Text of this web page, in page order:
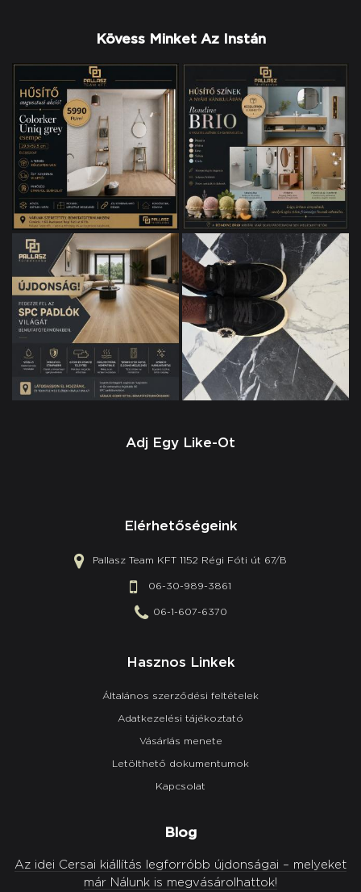
Kövess Minket Az Instán
Adj Egy Like-Ot
Elérhetőségeink
Pallasz Team KFT 1152 Régi Fóti út 67/B
06-30-989-3861
06-1-607-6370
Hasznos Linkek
Általános szerződési feltételek
Adatkezelési tájékoztató
Vásárlás menete
Letölthető dokumentumok
Kapcsolat
Blog
Az idei Cersai kiállítás legforróbb újdonságai – melyeket
már Nálunk is megvásárolhattok!